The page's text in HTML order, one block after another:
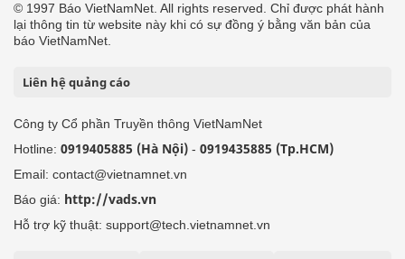
© 1997 Báo VietNamNet. All rights reserved. Chỉ được phát hành
lại thông tin từ website này khi có sự đồng ý bằng văn bản của
báo VietNamNet.
Liên hệ quảng cáo
Công ty Cổ phần Truyền thông VietNamNet
Hotline: 0919405885 (Hà Nội) - 0919435885 (Tp.HCM)
Email: contact@vietnamnet.vn
Báo giá: http://vads.vn
Hỗ trợ kỹ thuật: support@tech.vietnamnet.vn